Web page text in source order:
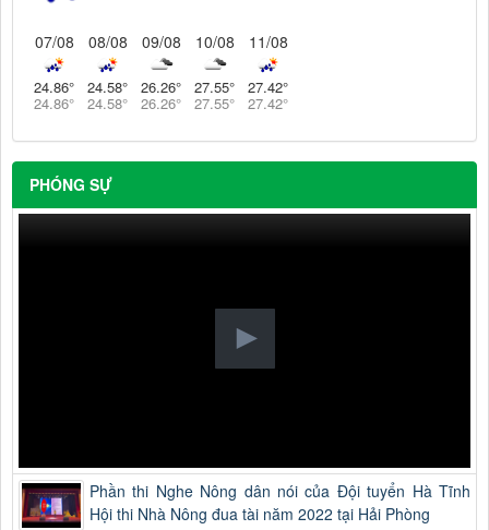
07/08
24.86°
24.86°
08/08
24.58°
24.58°
09/08
26.26°
26.26°
10/08
27.55°
27.55°
11/08
27.42°
27.42°
PHÓNG SỰ
Phần thi Nghe Nông dân nói của Đội tuyển Hà Tĩnh
Hội thi Nhà Nông đua tài năm 2022 tại Hải Phòng